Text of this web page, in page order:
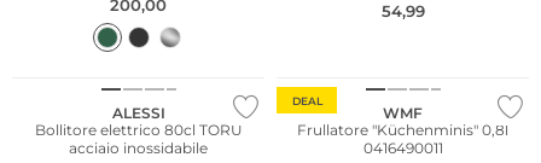
200,00 54,99
ALESSI
Bollitore elettrico 80cl TORU
acciaio inossidabile
DEAL
WMF
Frullatore "Küchenminis" 0,8l
0416490011